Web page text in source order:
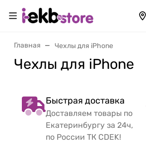
Главная Чехлы для iPhone
Чехлы для iPhone
Быстрая доставка
Доставляем товары по
Екатеринбургу за 24ч,
по России ТК CDEK!